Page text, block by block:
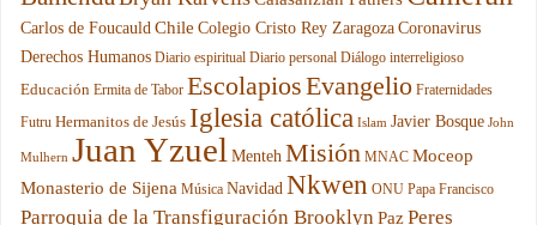
Carlos de Foucauld Chile Colegio Cristo Rey Zaragoza Coronavirus
Derechos Humanos Diario espiritual Diario personal Diálogo interreligioso
Educación Ermita de Tabor EscolapiosEvangelio Fraternidades
Futru Hermanitos de Jesús Iglesia católica Islam Javier Bosque John
Mulhern Juan Yzuel Menteh Misión MNAC Moceop
Monasterio de Sijena Música Navidad Nkwen ONU Papa Francisco
Parroquia de la Transfiguración Brooklyn Paz Peres